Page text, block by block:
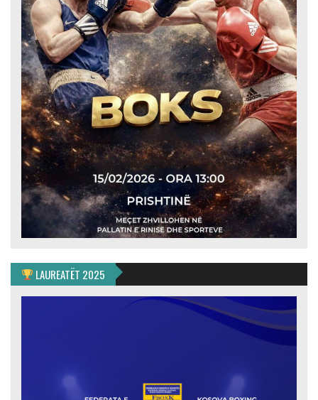
LAUREATËT 2025